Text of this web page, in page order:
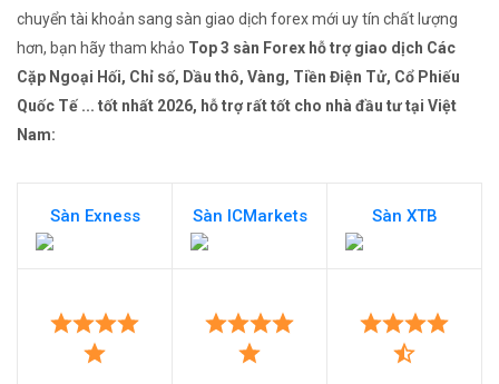
chuyển tài khoản sang sàn giao dịch forex mới uy tín chất lượng
hơn, bạn hãy tham khảo Top 3 sàn Forex hỗ trợ giao dịch Các
Cặp Ngoại Hối, Chỉ số, Dầu thô, Vàng, Tiền Điện Tử, Cổ Phiếu
Quốc Tế ... tốt nhất 2026, hỗ trợ rất tốt cho nhà đầu tư tại Việt
Nam:
Sàn Exness Sàn ICMarkets Sàn XTB